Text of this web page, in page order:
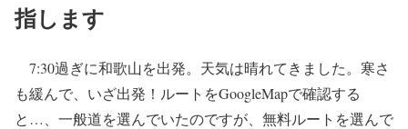
指します
7:30過ぎに和歌山を出発。天気は晴れてきました。寒さ
も緩んで、いざ出発！ルートをGoogleMapで確認する
と…、一般道を選んでいたのですが、無料ルートを選んで